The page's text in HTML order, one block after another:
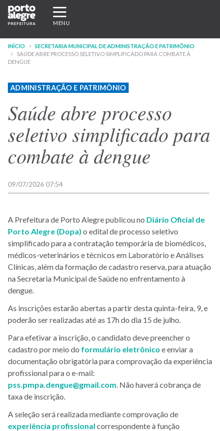
Pular
para
conteúdo
principal
Expandir/recolher
navegação
MENU
INÍCIO
SECRETARIA MUNICIPAL DE ADMINISTRAÇÃO E PATRIMÔNIO
SAÚDE ABRE PROCESSO SELETIVO SIMPLIFICADO PARA COMBATE À
DENGUE
ADMINISTRAÇÃO E PATRIMÔNIO
Saúde abre processo
seletivo simplificado para
combate à dengue
09/07/2026 07:54
A Prefeitura de Porto Alegre publicou no Diário Oficial de
Porto Alegre (Dopa) o edital de processo seletivo
simplificado para a contratação temporária de biomédicos,
médicos-veterinários e técnicos em Laboratório e Análises
Clínicas, além da formação de cadastro reserva, para atuação
na Secretaria Municipal de Saúde no enfrentamento à
dengue.
As inscrições estarão abertas a partir desta quinta-feira, 9, e
poderão ser realizadas até as 17h do dia 15 de julho.
Para efetivar a inscrição, o candidato deve preencher o
cadastro por meio do formulário eletrônico e enviara
documentação obrigatória para comprovação da experiência
profissional para o e-mail:
pss.pmpa.dengue@gmail.com . Não haverá cobrança de
taxa de inscrição.
A seleção será realizada mediante comprovação de
experiência profissional correspondente à função